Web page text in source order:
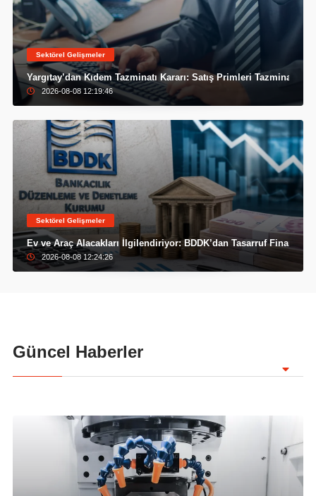
Sektörel Gelişmeler
Yargıtay’dan Kıdem Tazminatı Kararı: Satış Primleri Tazminat
2026-08-08 12:19:46
Sektörel Gelişmeler
Ev ve Araç Alacakları İlgilendiriyor: BDDK’dan Tasarruf
2026-08-08 12:24:26
Güncel Haberler